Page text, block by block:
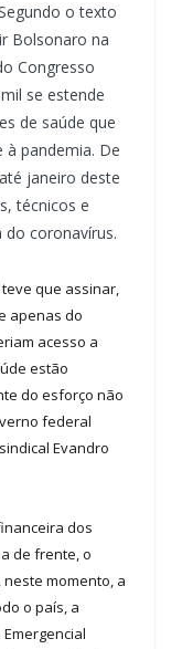
o texto
Bolsonaro na
Congresso
se estende
de saúde que
à pandemia. De
janeiro deste
técnicos e
coronavírus.
que assinar,
apenas do
acesso a
estão
do esforço não
federal
Evandro
dos
de frente, o
momento, a
o país, a